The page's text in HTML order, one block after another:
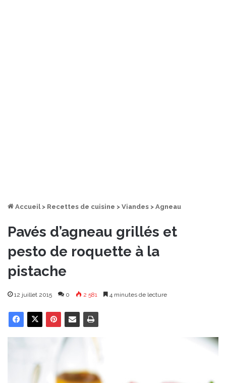
Accueil > Recettes de cuisine > Viandes > Agneau
Pavés d’agneau grillés et
pesto de roquette à la
pistache
12 juillet 2015 0 2 581 4 minutes de lecture